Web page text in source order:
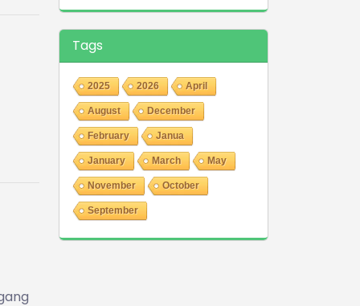
Tags
2025 2026 April
August December
February Janua
January March May
November October
September